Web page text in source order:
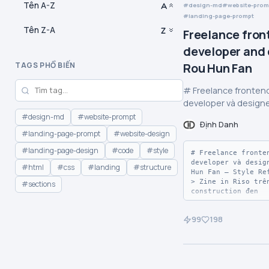
Tên A-Z
Tên Z-A
TAGS PHỔ BIẾN
#design-md
#website-prompt
#landing-page-prompt
#website-design
#landing-page-design
#code
#style
#html
#css #landing
#structure
#sections
design-md
website-
landing-page-prompt
Freelance
developer and
Rou Hun Fan
# Freelance
developer và
Định Danh
# Freelance
developer và
Hun Fan — Style
> Zine in Riso
construction đen
99 198